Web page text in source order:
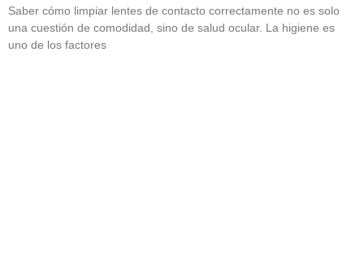
Saber cómo limpiar lentes de contacto correctamente no es solo
una cuestión de comodidad, sino de salud ocular. La higiene es
uno de los factores